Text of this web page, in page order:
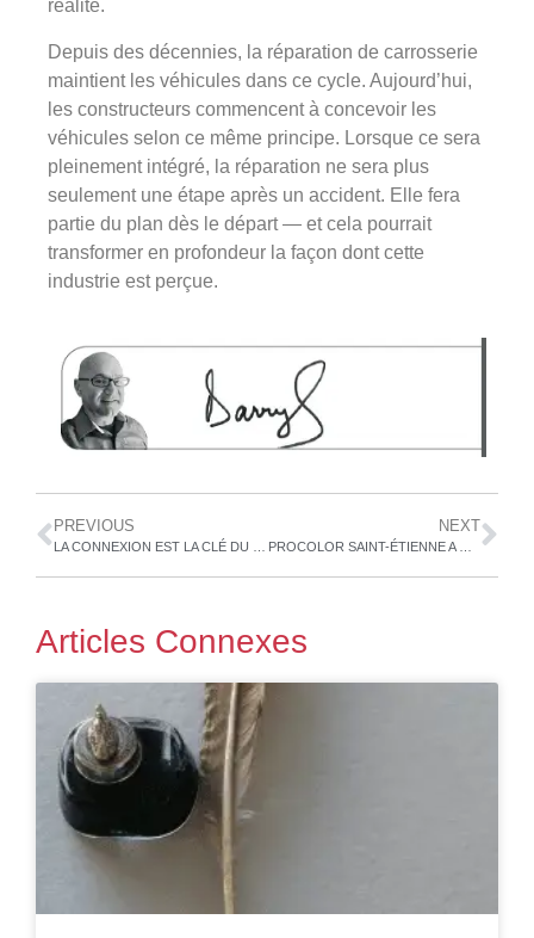
réalité.
Depuis des décennies, la réparation de carrosserie
maintient les véhicules dans ce cycle. Aujourd’hui,
les constructeurs commencent à concevoir les
véhicules selon ce même principe. Lorsque ce sera
pleinement intégré, la réparation ne sera plus
seulement une étape après un accident. Elle fera
partie du plan dès le départ — et cela pourrait
transformer en profondeur la façon dont cette
industrie est perçue.
PREVIOUS
LA CONNEXION EST LA CLÉ DU SUCCÈS
NEXT
PROCOLOR SAINT-ÉTIENNE A DE QUOI SE RÉJOUIR EN 2026!
Articles Connexes